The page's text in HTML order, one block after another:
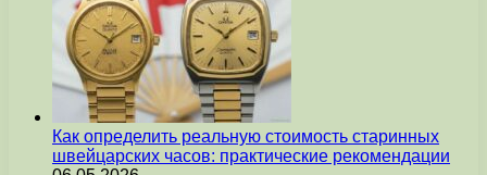
Как определить реальную стоимость старинных
швейцарских часов: практические рекомендации